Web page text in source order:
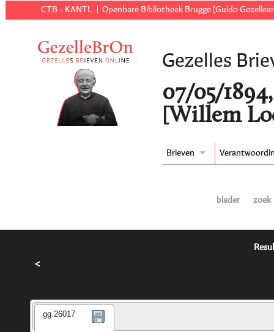
CTB - KANTL Openbare Bibliotheek Brugge (Guido
Gezelles
07/05/
[Willem
Brieven
blader zoek
<
gg.26017